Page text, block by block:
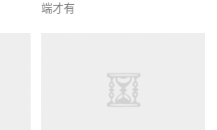
端才有